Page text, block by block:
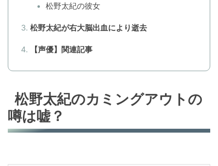
松野太紀の彼女
松野太紀が右大脳出血により逝去
【声優】関連記事
松野太紀のカミングアウトの
噂は嘘？